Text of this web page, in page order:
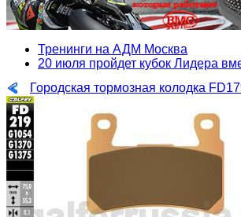
Тренинги на АДМ Москва
20 июля пройдет кубок Лидера
Городская тормозная колодка